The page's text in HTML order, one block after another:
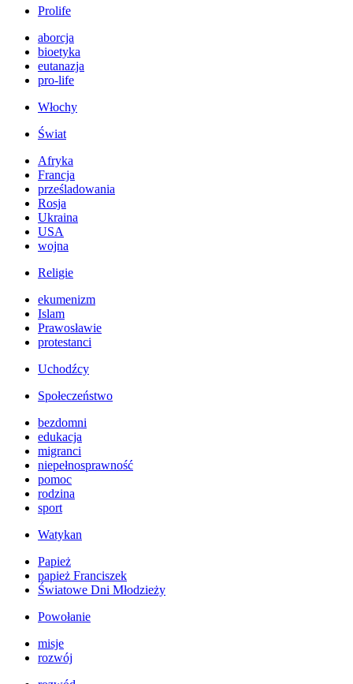
Prolife
aborcja
bioetyka
eutanazja
pro-life
Włochy
Świat
Afryka
Francja
prześladowania
Rosja
Ukraina
USA
wojna
Religie
ekumenizm
Islam
Prawosławie
protestanci
Uchodźcy
Społeczeństwo
bezdomni
edukacja
migranci
niepełnosprawność
pomoc
rodzina
sport
Watykan
Papież
papież Franciszek
Światowe Dni Młodzieży
Powołanie
misje
rozwój